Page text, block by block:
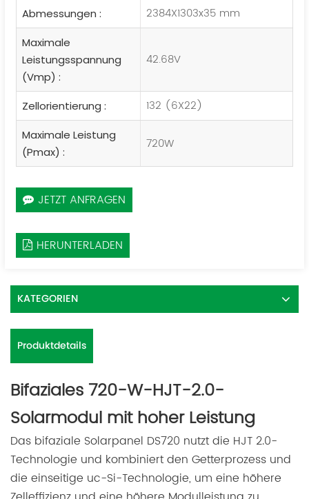
Abmessungen : 2384X1303x35 mm
Maximale
Leistungsspannung
(Vmp) :
42.68V
Zellorientierung : 132 (6X22)
Maximale Leistung
(Pmax) :
720W
JETZT ANFRAGEN
HERUNTERLADEN
KATEGORIEN
Produktdetails
Bifaziales 720-W-HJT-2.0-
Solarmodul mit hoher Leistung
Das bifaziale Solarpanel DS720 nutzt die HJT 2.0-
Technologie und kombiniert den Getterprozess und
die einseitige uc-Si-Technologie, um eine höhere